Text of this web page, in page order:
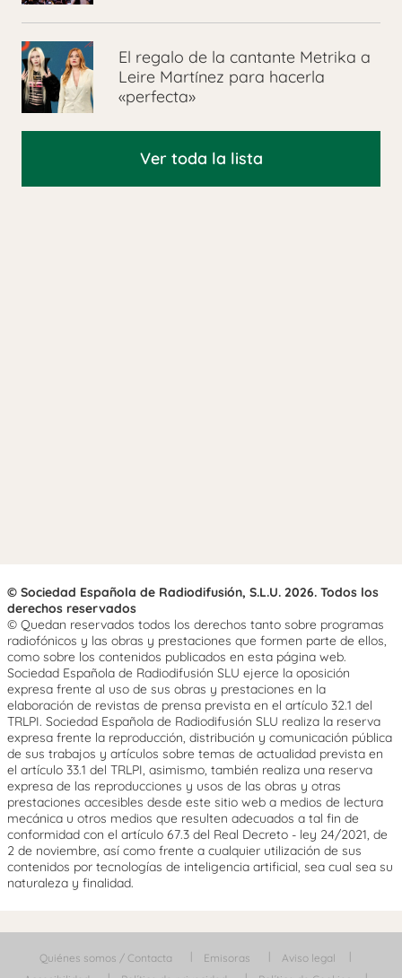
El regalo de la cantante Metrika a
Leire Martínez para hacerla
«perfecta»
Ver toda la lista
© Sociedad Española de Radiodifusión, S.L.U. 2026. Todos los
derechos reservados
© Quedan reservados todos los derechos tanto sobre programas
radiofónicos y las obras y prestaciones que formen parte de ellos,
como sobre los contenidos publicados en esta página web.
Sociedad Española de Radiodifusión SLU ejerce la oposición
expresa frente al uso de sus obras y prestaciones en la
elaboración de revistas de prensa prevista en el artículo 32.1 del
TRLPI. Sociedad Española de Radiodifusión SLU realiza la reserva
expresa frente la reproducción, distribución y comunicación pública
de sus trabajos y artículos sobre temas de actualidad prevista en
el artículo 33.1 del TRLPI, asimismo, también realiza una reserva
expresa de las reproducciones y usos de las obras y otras
prestaciones accesibles desde este sitio web a medios de lectura
mecánica u otros medios que resulten adecuados a tal fin de
conformidad con el artículo 67.3 del Real Decreto - ley 24/2021, de
2 de noviembre, así como frente a cualquier utilización de sus
contenidos por tecnologías de inteligencia artificial, sea cual sea su
naturaleza y finalidad.
Quiénes somos / Contacta Emisoras
Aviso legal